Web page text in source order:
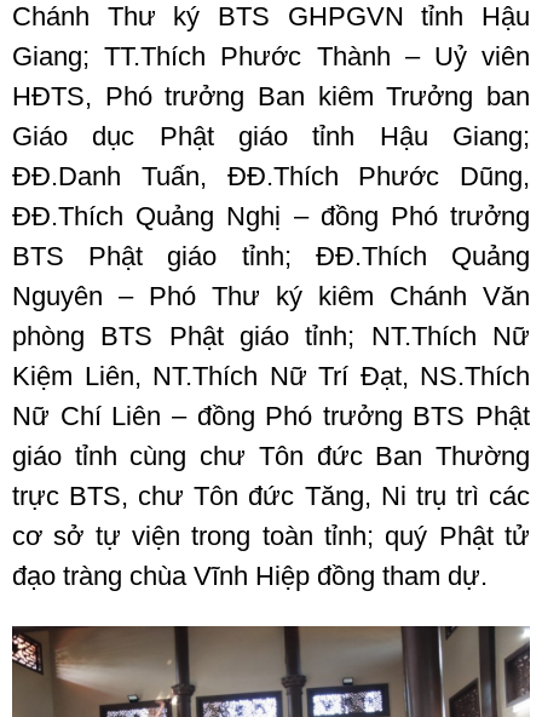
Chánh Thư ký BTS GHPGVN tỉnh Hậu
Giang; TT.Thích Phước Thành – Uỷ viên
HĐTS, Phó trưởng Ban kiêm Trưởng ban
Giáo dục Phật giáo tỉnh Hậu Giang;
ĐĐ.Danh Tuấn, ĐĐ.Thích Phước Dũng,
ĐĐ.Thích Quảng Nghị – đồng Phó trưởng
BTS Phật giáo tỉnh; ĐĐ.Thích Quảng
Nguyên – Phó Thư ký kiêm Chánh Văn
phòng BTS Phật giáo tỉnh; NT.Thích Nữ
Kiệm Liên, NT.Thích Nữ Trí Đạt, NS.Thích
Nữ Chí Liên – đồng Phó trưởng BTS Phật
giáo tỉnh cùng chư Tôn đức Ban Thường
trực BTS, chư Tôn đức Tăng, Ni trụ trì các
cơ sở tự viện trong toàn tỉnh; quý Phật tử
đạo tràng chùa Vĩnh Hiệp đồng tham dự.